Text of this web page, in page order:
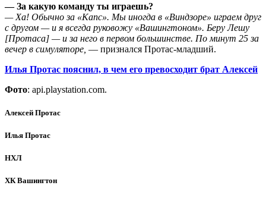
— За какую команду ты играешь?
— Ха! Обычно за «Капс». Мы иногда в «Виндзоре» играем друг
с другом — и я всегда руковожу «Вашингтоном». Беру Лешу
[Протаса] — и за него в первом большинстве. По минут 25 за
вечер в симуляторе, — признался Протас-младший.
Илья Протас пояснил, в чем его превосходит брат Алексей
Фото: api.playstation.com.
Алексей Протас
Илья Протас
НХЛ
ХК Вашингтон